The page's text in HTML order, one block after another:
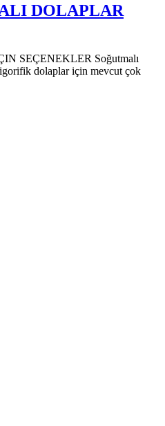
DOLAPLAR
SEÇENEKLER Soğutmalı
dolaplar için mevcut çok